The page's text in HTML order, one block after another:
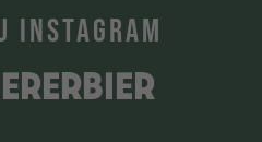
INSTAGRAM